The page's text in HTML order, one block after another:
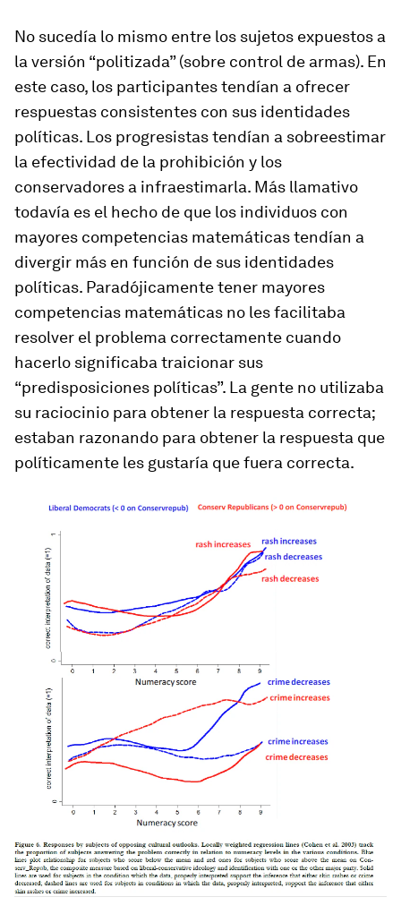
No sucedía lo mismo entre los sujetos expuestos a
la versión “politizada” (sobre control de armas). En
este caso, los participantes tendían a ofrecer
respuestas consistentes con sus identidades
políticas. Los progresistas tendían a sobreestimar
la efectividad de la prohibición y los
conservadores a infraestimarla. Más llamativo
todavía es el hecho de que los individuos con
mayores competencias matemáticas tendían a
divergir más en función de sus identidades
políticas. Paradójicamente tener mayores
competencias matemáticas no les facilitaba
resolver el problema correctamente cuando
hacerlo significaba traicionar sus
“predisposiciones políticas”. La gente no utilizaba
su raciocinio para obtener la respuesta correcta;
estaban razonando para obtener la respuesta que
políticamente les gustaría que fuera correcta.